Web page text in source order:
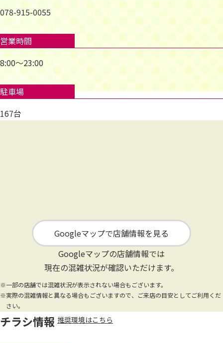
078-915-0055
営業時間
8:00～23:00
駐車場
167台
Googleマップで店舗情報を見る
Googleマップの店舗情報では
現在の混雑状況が確認いただけます。
※一部の店舗では混雑状況が表示されない場合もございます。
※実際の混雑情報と異なる場合もございますので、ご来店の目安としてご利用くだ
さい。
チラシ情報 推奨環境はこちら